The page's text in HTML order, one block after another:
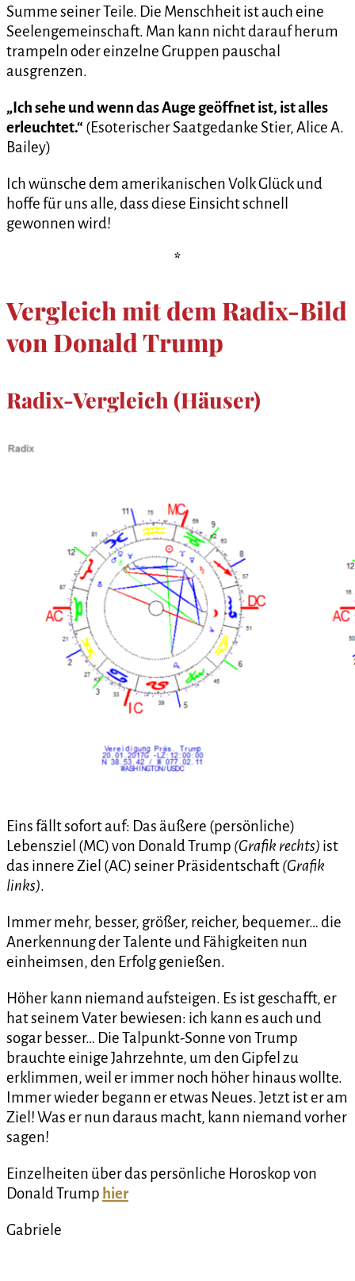
Summe seiner Teile. Die Menschheit ist auch eine
Seelengemeinschaft. Man kann nicht darauf herum
trampeln oder einzelne Gruppen pauschal
ausgrenzen.
„Ich sehe und wenn das Auge geöffnet ist, ist alles
erleuchtet.“ (Esoterischer Saatgedanke Stier, Alice A.
Bailey)
Ich wünsche dem amerikanischen Volk Glück und
hoffe für uns alle, dass diese Einsicht schnell
gewonnen wird!
*
Vergleich mit dem Radix-Bild
von Donald Trump
Radix-Vergleich (Häuser)
Eins fällt sofort auf: Das äußere (persönliche)
Lebensziel (MC) von Donald Trump (Grafik rechts) ist
das innere Ziel (AC) seiner Präsidentschaft(Grafik
links).
Immer mehr, besser, größer, reicher, bequemer… die
Anerkennung der Talente und Fähigkeiten nun
einheimsen, den Erfolg genießen.
Höher kann niemand aufsteigen. Es ist geschafft, er
hat seinem Vater bewiesen: ich kann es auch und
sogar besser… Die Talpunkt-Sonne von Trump
brauchte einige Jahrzehnte, um den Gipfel zu
erklimmen, weil er immer noch höher hinaus wollte.
Immer wieder begann er etwas Neues. Jetzt ist er am
Ziel! Was er nun daraus macht, kann niemand vorher
sagen!
Einzelheiten über das persönliche Horoskop von
Donald Trump hier
Gabriele